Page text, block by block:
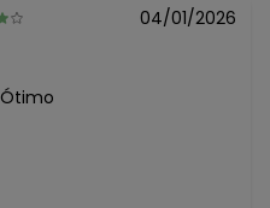
N/D*
04/01/2026
Ótimo